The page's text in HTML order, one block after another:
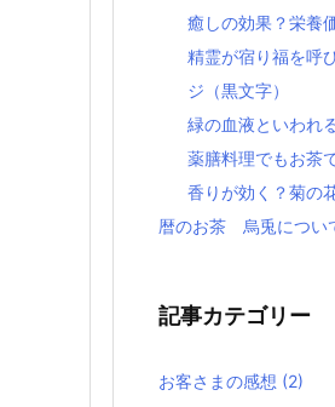
癒しの効果？栄養
精霊が宿り福を呼
ジ（黒文字）
緑の血液といわれ
薬膳料理でもお茶
香りが効く？菊の
暦のお茶 烏兎につい
記事カテゴリー
お客さまの感想 (2)